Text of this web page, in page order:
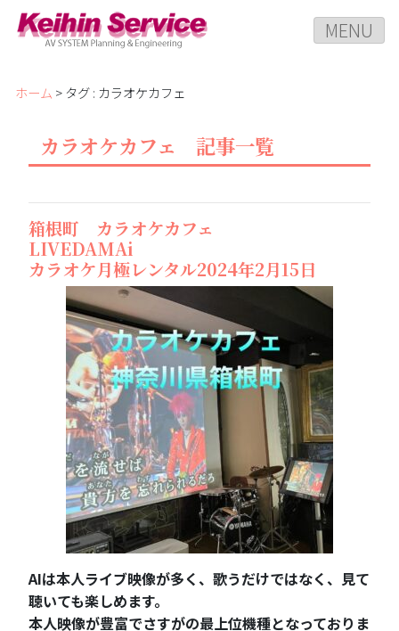
MENU
ホーム > タグ : カラオケカフェ
カラオケカフェ 記事一覧
箱根町 カラオケカフェ
LIVEDAMAi
カラオケ月極レンタル2024年2月15日
AIは本人ライブ映像が多く、歌うだけではなく、見て
聴いても楽しめます。
本人映像が豊富でさすがの最上位機種となっておりま